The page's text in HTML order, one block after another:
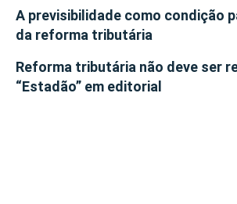
A previsibilidade como condição
da reforma tributária
Reforma tributária não deve ser
“Estadão” em editorial